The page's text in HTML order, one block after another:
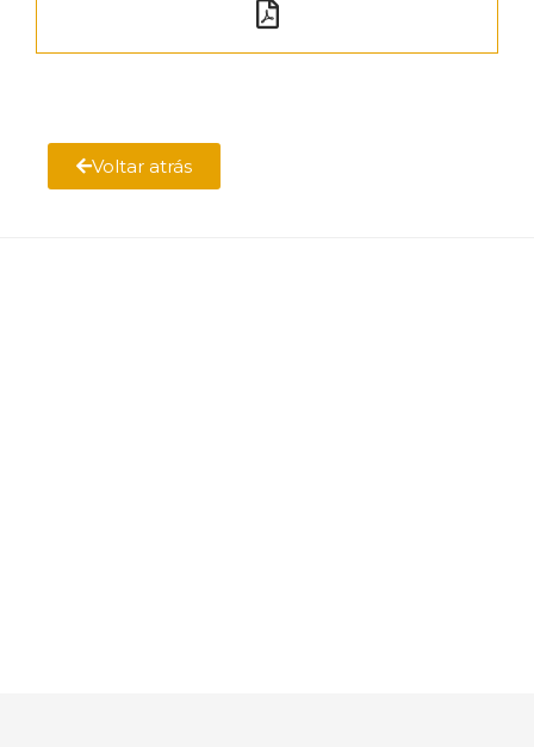
Voltar atrás